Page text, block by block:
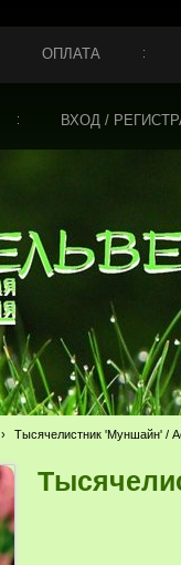
ОПЛАТА
ВХОД /
› Тысячелистник 'Муншайн' /